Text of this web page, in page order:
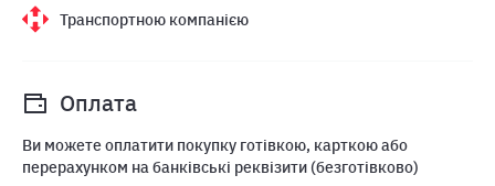
Транспортною компанією
Оплата
Ви можете оплатити покупку готівкою, карткою або
перерахунком на банківські реквізити (безготівково)